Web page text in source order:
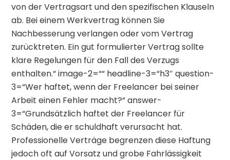
von der Vertragsart und den spezifischen Klauseln
ab. Bei einem Werkvertrag können Sie
Nachbesserung verlangen oder vom Vertrag
zurücktreten. Ein gut formulierter Vertrag sollte
klare Regelungen für den Fall des Verzugs
enthalten.“ image-2=““ headline-3=“h3″ question-
3=“Wer haftet, wenn der Freelancer bei seiner
Arbeit einen Fehler macht?“ answer-
3=“Grundsätzlich haftet der Freelancer für
Schäden, die er schuldhaft verursacht hat.
Professionelle Verträge begrenzen diese Haftung
jedoch oft auf Vorsatz und grobe Fahrlässigkeit